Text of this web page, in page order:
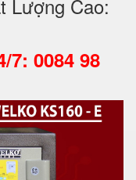
Lượng Cao:
0084 98